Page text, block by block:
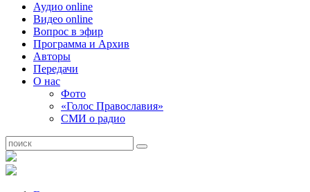
Аудио online
Видео online
Вопрос в эфир
Программа и Архив
Авторы
Передачи
О нас
Фото
«Голос Православия»
СМИ о радио